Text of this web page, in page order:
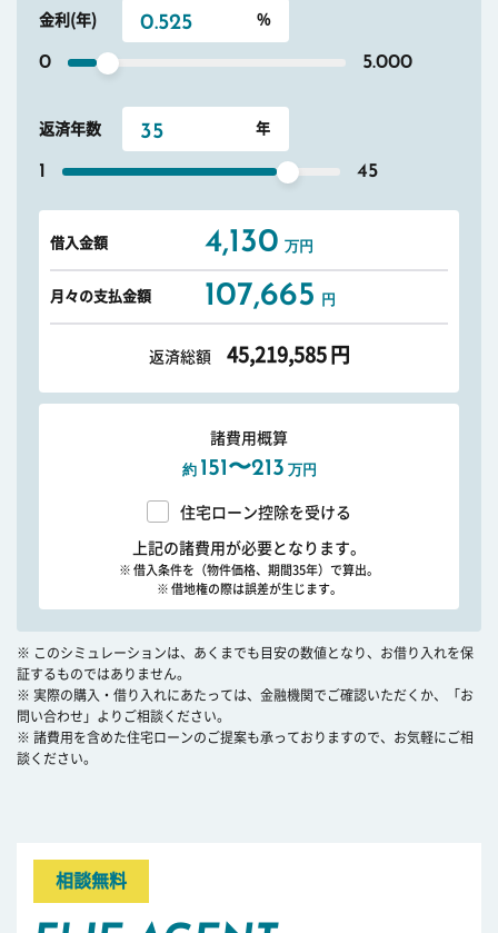
金利(年)
0 5.000
返済年数
1 45
借入金額 4,130 万円
月々の支払金額 107,665 円
返済総額 45,219,585 円
諸費用概算
約 151〜213 万円
住宅ローン控除を受ける
上記の諸費用が必要となります。
※ 借入条件を（物件価格、期間35年）で算出。
※ 借地権の際は誤差が生じます。
※ このシミュレーションは、あくまでも目安の数値となり、お借り入れを保
証するものではありません。
※ 実際の購入・借り入れにあたっては、金融機関でご確認いただくか、「お
問い合わせ」よりご相談ください。
※ 諸費用を含めた住宅ローンのご提案も承っておりますので、お気軽にご相
談ください。
相談無料